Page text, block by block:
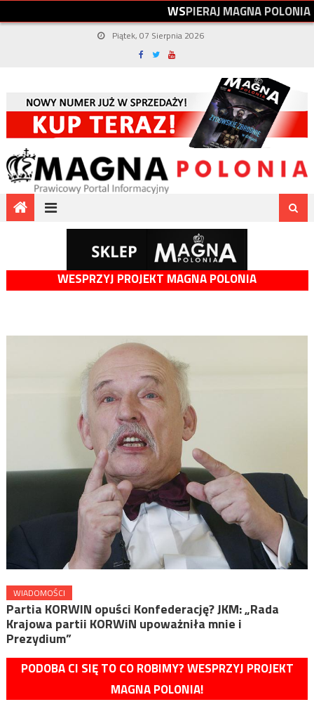
WSPIERAJMAGNAPOLONIA
Piątek, 07 Sierpnia 2026
WESPRZYJ PROJEKT MAGNA POLONIA
WIADOMOŚCI
Partia KORWIN opuści Konfederację? JKM: „Rada
Krajowa partii KORWiN upoważniła mnie i
Prezydium”
PODOBA CI SIĘ TO CO ROBIMY? WESPRZYJ PROJEKT
MAGNA POLONIA!